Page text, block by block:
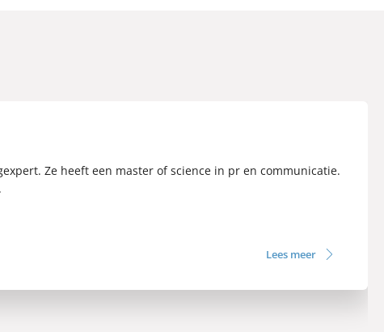
Ze heeft een master of science in pr en communicatie.
Lees meer